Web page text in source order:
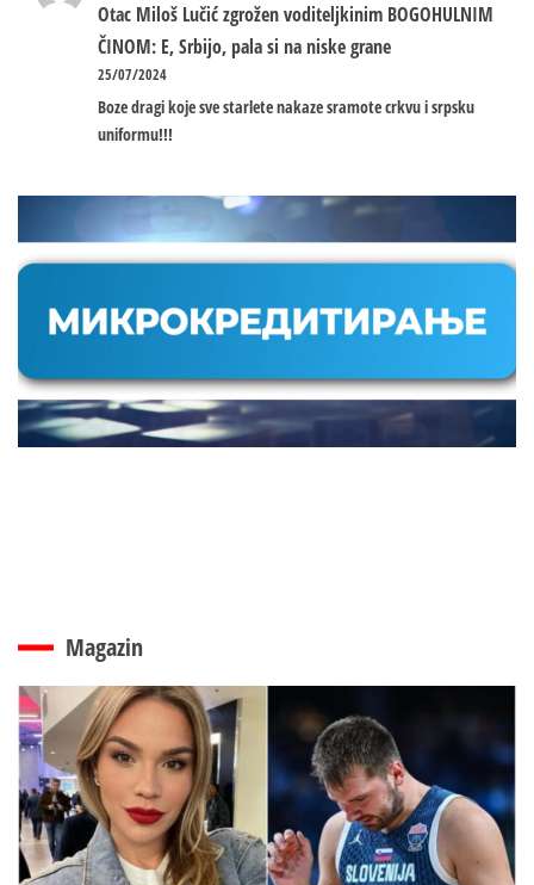
Otac Miloš Lučić zgrožen voditeljkinim BOGOHULNIM
ČINOM: E, Srbijo, pala si na niske grane
25/07/2024
Boze dragi koje sve starlete nakaze sramote crkvu i srpsku
uniformu!!!
Magazin